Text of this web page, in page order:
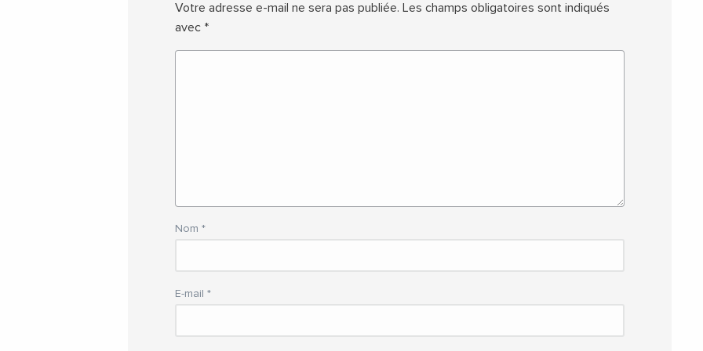
Votre adresse e-mail ne sera pas publiée. Les champs obligatoires sont indiqués
avec *
Nom*
E-mail*